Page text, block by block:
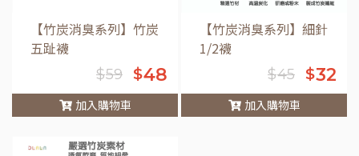
【竹炭消臭系列】竹炭
五趾襪
$59 $48
加入購物車
【竹炭消臭系列】細針
1/2襪
$45 $32
加入購物車